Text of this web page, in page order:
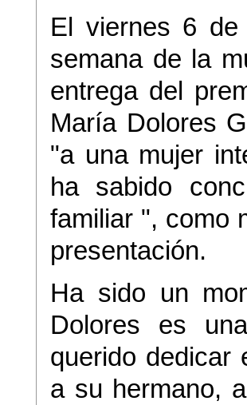
El viernes 6
semana de la
entrega del
María Dolores
"a una mujer
ha sabido
familiar ", como
presentación.
Ha sido un
Dolores es
querido dedicar
a su hermano,